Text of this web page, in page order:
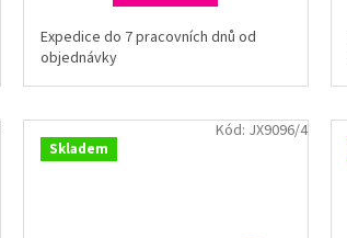
Expedice do 7 pracovních dnů od
objednávky
Skladem
Kód: JX9096/4